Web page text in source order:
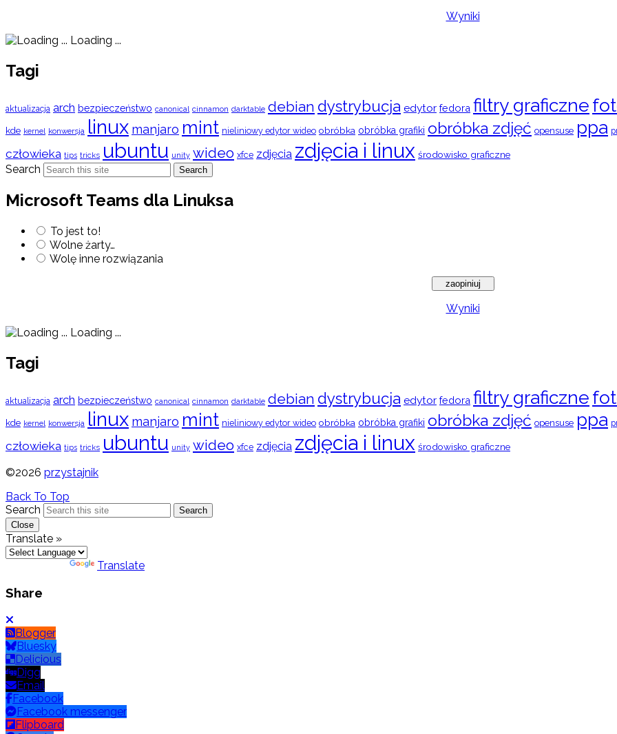
Wyniki
Loading ...
Tagi
aktualizacja arch bezpieczeństwo canonical cinnamon darktable debian dystrybucja edytor fedora filtry graficzne
kde kernel konwersja linux manjaro mint nieliniowy edytor wideo obróbka obróbka grafiki obróbka zdjęć opensuse ppa
człowieka tips tricks ubuntu unity wideo xfce zdjęcia zdjęcia i linux środowisko graficzne
Search Search
Microsoft Teams dla Linuksa
To jest to!
Wolne żarty…
Wolę inne rozwiązania
Wyniki
Loading ...
Tagi
aktualizacja arch bezpieczeństwo canonical cinnamon darktable debian dystrybucja edytor fedora filtry graficzne
kde kernel konwersja linux manjaro mint nieliniowy edytor wideo obróbka obróbka grafiki obróbka zdjęć opensuse ppa
człowieka tips tricks ubuntu unity wideo xfce zdjęcia zdjęcia i linux środowisko graficzne
©2026 przystajnik
Back To Top
Search
Search
Close
Translate »
Translate
Share
Blogger
Bluesky
Delicious
Digg
Email
Facebook
Facebook messenger
Flipboard